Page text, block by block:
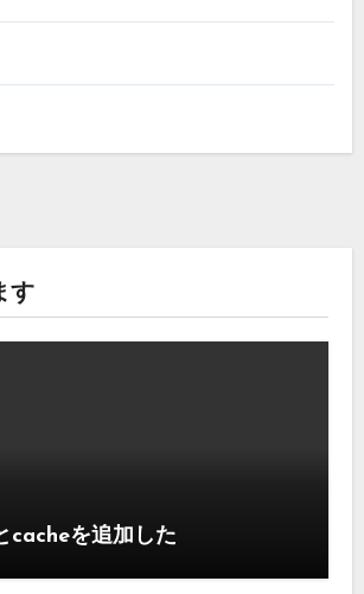
す
cacheを追加した